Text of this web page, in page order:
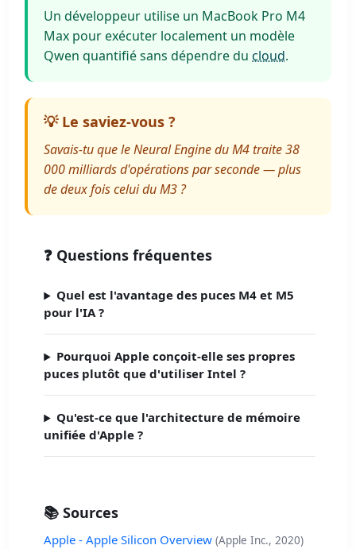
Un développeur utilise un MacBook Pro M4
Max pour exécuter localement un modèle
Qwen quantifié sans dépendre ducloud.
💡 Le saviez-vous ?
Savais-tu que le Neural Engine du M4 traite 38
000 milliards d'opérations par seconde — plus
de deux fois celui du M3 ?
❓ Questions fréquentes
Quel est l'avantage des puces M4 et M5
pour l'IA ?
Pourquoi Apple conçoit-elle ses propres
puces plutôt que d'utiliser Intel ?
Qu'est-ce que l'architecture de mémoire
unifiée d'Apple ?
📚 Sources
Apple - Apple Silicon Overview (Apple Inc., 2020)